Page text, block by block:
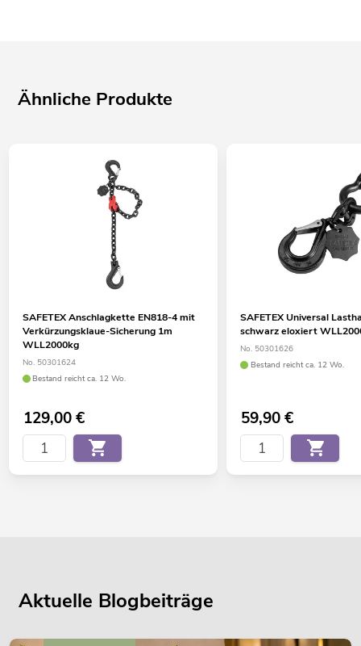
Ähnliche Produkte
SAFETEX Anschlagkette EN818-4 mit
Verkürzungsklaue-Sicherung 1m
WLL2000kg
No. 50301624
Bestand reicht ca. 12 Wo.
129,00€
SAFETEX Universal
schwarz eloxiert
No. 50301626
Bestand reicht ca. 12 Wo.
59,90€
Aktuelle Blogbeiträge